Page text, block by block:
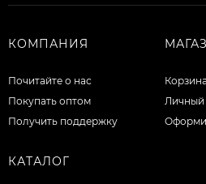
КОМПАНИЯ
Почитайте о нас
Покупать оптом
Получить поддержку
Корзина
Личный
КАТАЛОГ